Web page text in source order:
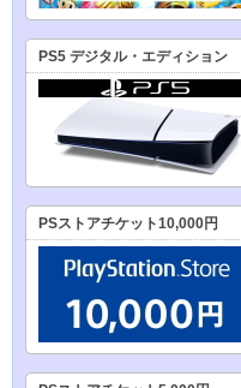
PS5 デジタル・エディション
PSストアチケット10,000円